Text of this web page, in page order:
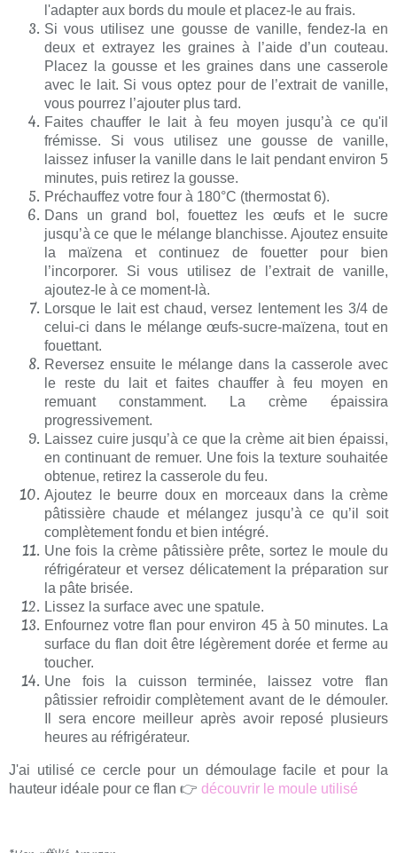
l'adapter aux bords du moule et placez-le au frais.
Si vous utilisez une gousse de vanille, fendez-la en
deux et extrayez les graines à l’aide d’un couteau.
Placez la gousse et les graines dans une casserole
avec le lait. Si vous optez pour de l’extrait de vanille,
vous pourrez l’ajouter plus tard.
Faites chauffer le lait à feu moyen jusqu’à ce qu'il
frémisse. Si vous utilisez une gousse de vanille,
laissez infuser la vanille dans le lait pendant environ 5
minutes, puis retirez la gousse.
Préchauffez votre four à 180°C (thermostat 6).
Dans un grand bol, fouettez les œufs et le sucre
jusqu’à ce que le mélange blanchisse. Ajoutez ensuite
la maïzena et continuez de fouetter pour bien
l’incorporer. Si vous utilisez de l’extrait de vanille,
ajoutez-le à ce moment-là.
Lorsque le lait est chaud, versez lentement les 3/4 de
celui-ci dans le mélange œufs-sucre-maïzena, tout en
fouettant.
Reversez ensuite le mélange dans la casserole avec
le reste du lait et faites chauffer à feu moyen en
remuant constamment. La crème épaissira
progressivement.
Laissez cuire jusqu’à ce que la crème ait bien épaissi,
en continuant de remuer. Une fois la texture souhaitée
obtenue, retirez la casserole du feu.
Ajoutez le beurre doux en morceaux dans la crème
pâtissière chaude et mélangez jusqu’à ce qu’il soit
complètement fondu et bien intégré.
Une fois la crème pâtissière prête, sortez le moule du
réfrigérateur et versez délicatement la préparation sur
la pâte brisée.
Lissez la surface avec une spatule.
Enfournez votre flan pour environ 45 à 50 minutes. La
surface du flan doit être légèrement dorée et ferme au
toucher.
Une fois la cuisson terminée, laissez votre flan
pâtissier refroidir complètement avant de le démouler.
Il sera encore meilleur après avoir reposé plusieurs
heures au réfrigérateur.
J'ai utilisé ce cercle pour un démoulage facile et pour la
hauteur idéale pour ce flan 👉 découvrir le moule utilisé